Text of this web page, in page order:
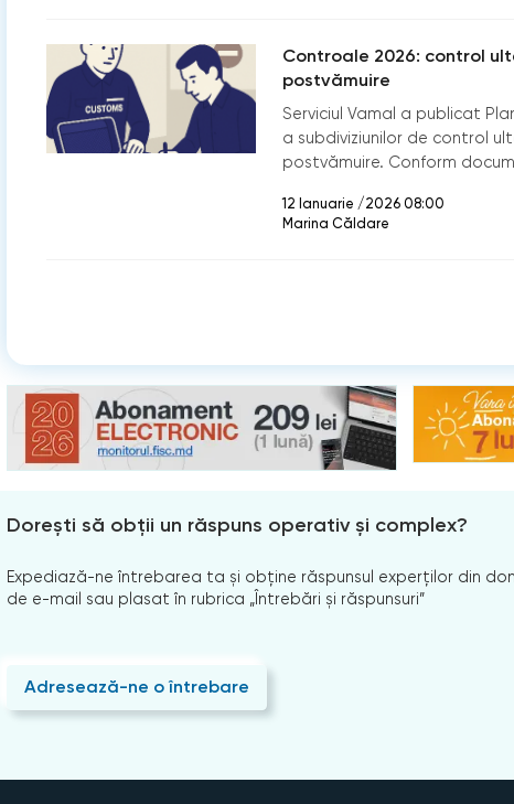
Controale 2026: control
postvămuire
Serviciul Vamal a publicat
a subdiviziunilor de control
postvămuire. Conform
12 Ianuarie /2026 08:00
Marina Căldare
Dorești să obții un răspuns operativ și complex?
Expediază-ne întrebarea ta și obține răspunsul experților din
de e-mail sau plasat în rubrica „Întrebări și răspunsuri”
Adresează-ne o întrebare